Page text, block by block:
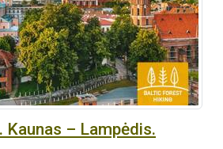
Kaunas – Lampėdis.